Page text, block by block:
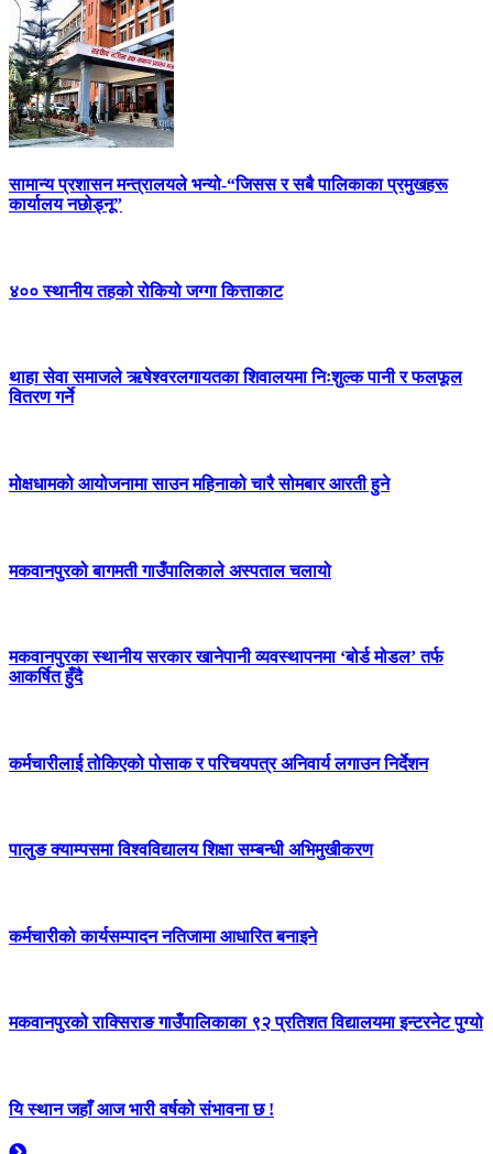
सामान्य प्रशासन मन्त्रालयले भन्यो-“जिसस र सबै पालिकाका प्रमुखहरू
कार्यालय नछोड्नू”
४०० स्थानीय तहको रोकियो जग्गा कित्ताकाट
थाहा सेवा समाजले ऋषेश्वरलगायतका शिवालयमा निःशुल्क पानी र फलफूल
वितरण गर्ने
मोक्षधामको आयोजनामा साउन महिनाको चारै सोमबार आरती हुने
मकवानपुरको बागमती गाउँपालिकाले अस्पताल चलायो
मकवानपुरका स्थानीय सरकार खानेपानी व्यवस्थापनमा ‘बोर्ड मोडल’ तर्फ
आकर्षित हुँदै
कर्मचारीलाई तोकिएको पोसाक र परिचयपत्र अनिवार्य लगाउन निर्देशन
पालुङ क्याम्पसमा विश्वविद्यालय शिक्षा सम्बन्धी अभिमुखीकरण
कर्मचारीको कार्यसम्पादन नतिजामा आधारित बनाइने
मकवानपुरको राक्सिराङ गाउँपालिकाका ९२ प्रतिशत विद्यालयमा इन्टरनेट पुग्यो
यि स्थान जहाँ आज भारी वर्षको संभावना छ !